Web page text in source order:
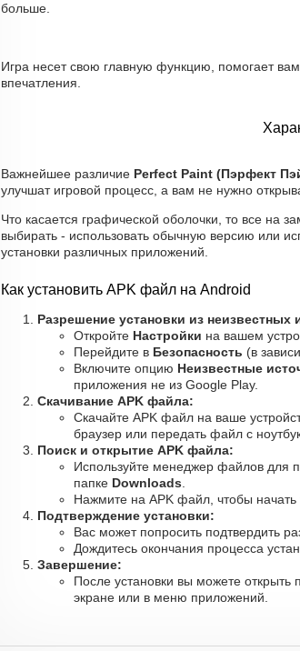
больше.
Игра несет свою главную функцию, помогает
впечатления.
Важнейшее различие Perfect Paint (Пэрфект
улучшат игровой процесс, а вам не нужно
Что касается графической оболочки, то все на
выбирать - использовать обычную версию или
установки различных приложений.
Как установить APK файл на Android
Разрешение установки из неизвестных
Откройте Настройки на вашем
Перейдите в Безопасность (в
Включите опцию Неизвестные
приложения не из Google Play.
Скачивание APK файла:
Скачайте APK файл на ваше
браузер или передать файл с
Поиск и открытие APK файла:
Используйте менеджер файлов для
папке Downloads
Нажмите на APK файл, чтобы начать
Подтверждение установки:
Вас может попросить подтвердить
Дождитесь окончания процесса
Завершение:
После установки вы можете открыть
экране или в меню приложений.